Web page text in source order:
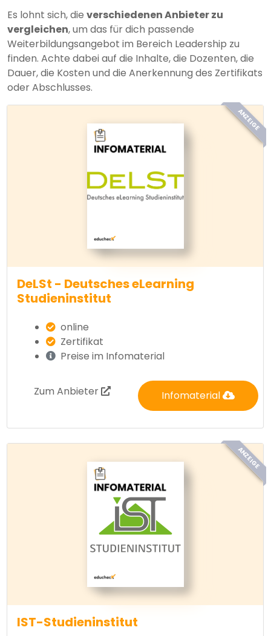
Es lohnt sich, die verschiedenen Anbieter zu
vergleichen, um das für dich passende
Weiterbildungsangebot im Bereich Leadership zu
finden. Achte dabei auf die Inhalte, die Dozenten, die
Dauer, die Kosten und die Anerkennung des Zertifikats
oder Abschlusses.
ANZEIGE
DeLSt - Deutsches eLearning
Studieninstitut
online
Zertifikat
Preise im Infomaterial
Zum Anbieter Infomaterial
ANZEIGE
IST-Studieninstitut